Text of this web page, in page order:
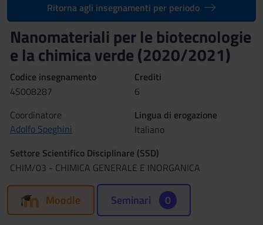
Ritorna agli insegnamenti per periodo
Nanomateriali per le biotecnologie
e la chimica verde (2020/2021)
Codice insegnamento
4S008287
Crediti
6
Coordinatore
Adolfo Speghini
Lingua di erogazione
Italiano
Settore Scientifico Disciplinare (SSD)
CHIM/03 - CHIMICA GENERALE E INORGANICA
Moodle Seminari 0